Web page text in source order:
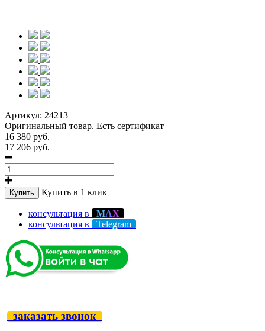
Артикул: 24213
Оригинальный товар. Есть сертификат
16 380 руб.
17 206 руб.
Купить Купить в 1 клик
консультация в МАХ
консультация в Telegram
заказать звонок